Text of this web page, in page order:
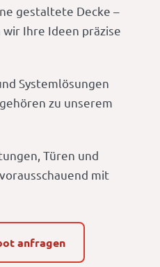
gestaltete Decke –
Ihre Ideen präzise
Systemlösungen
zu unserem
Türen und
mit
anfragen